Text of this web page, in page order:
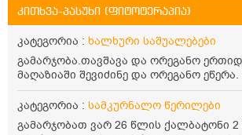
კითხვა-პასუხი (ფიტოტერაპია)
კატეგორია : ხალხური საშუალებები
გამარჯობა.თავშავა და ორეგანო
მაღაზიაში შევიძინე და ორეგანო ეწერა.
დალევის წესი მაინტერესებს.რისთვის
წავიკითხე რომ: 1 ჭიქა თბილ წყალში
კოვზი დაქუცმაცებული და გამხმარი
გავაჩეროთ 10-15 წუთი, მივიღოთო
კატეგორია : სამკურნალო წერილები
გამარჯობათ ვარ 26 წლის ქალბატონი